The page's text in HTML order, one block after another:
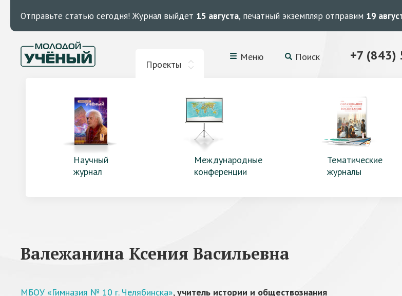
Отправьте статью сегодня! Журнал выйдет 15 августа, печатный экземпляр отправим 19
Проекты
Меню Поиск +7 (843)
Научный
журнал
Международные
конференции
Тематические
журналы
Валежанина Ксения Васильевна
МБОУ «Гимназия № 10 г. Челябинска»,учитель истории и обществознания